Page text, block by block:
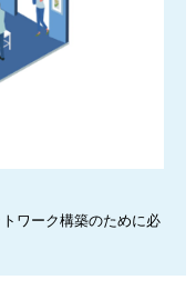
ワーク構築のために必